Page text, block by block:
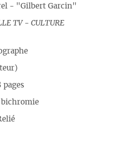
- "Gilbert Garcin"
TV - CULTURE
pages
bichromie